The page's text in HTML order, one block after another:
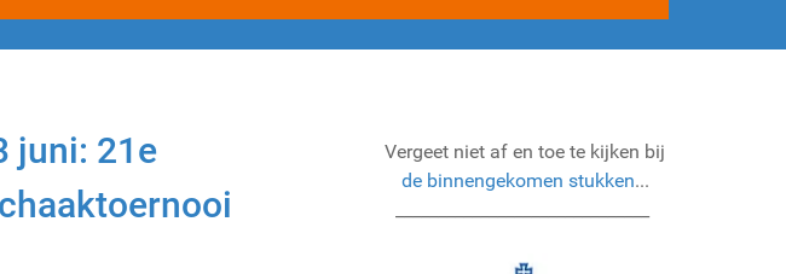
juni: 21e
Vergeet niet af en toe te kijken bij
de binnengekomen stukken...